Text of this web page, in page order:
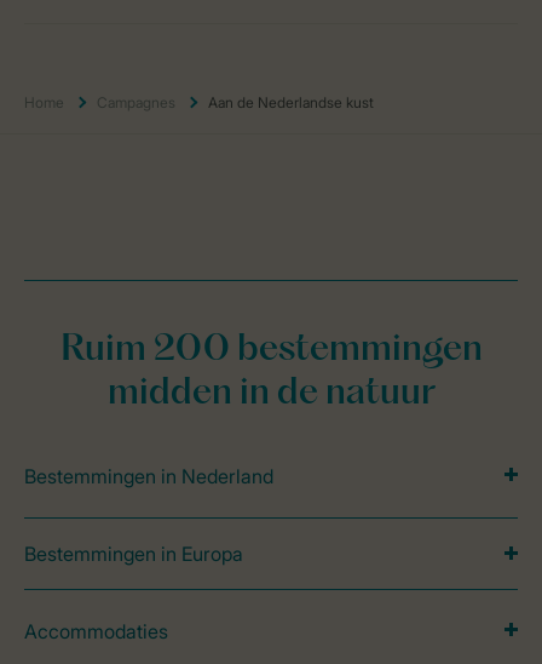
Home Campagnes Aan de Nederlandse kust
Ruim 200 bestemmingen
midden in de natuur
Bestemmingen in Nederland
Bestemmingen in Europa
Accommodaties